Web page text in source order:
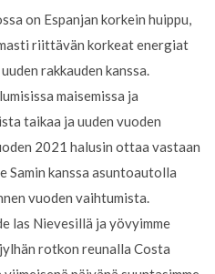
on Espanjan korkein huippu,
riittävän korkeat energiat
rakkauden kanssa.
maisemissa ja
taikaa ja uuden vuoden
2021 halusin ottaa vastaan
Samin kanssa asuntoautolla
vuoden vaihtumista.
las Nievesillä ja yövyimme
rotkon reunalla Costa